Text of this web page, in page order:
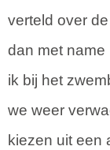
verteld over
dan met name
ik bij het
we weer
kiezen uit een